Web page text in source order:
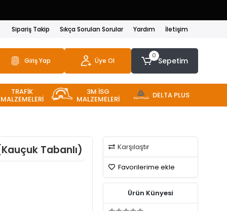
Sipariş Takip Sıkça Sorulan Sorular Yardım İletişim
Giriş Yap Üye Ol
0
Sepetim
TRAFİK
MALZEMELERİ
3M İSG
MALZEMELERİ DELTA PLUS
Tabanlı) Karşılaştır
Favorilerime ekle
Ürün Künyesi